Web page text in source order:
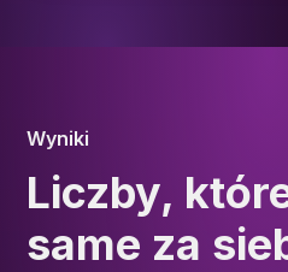
Wyniki
Liczby,
same za